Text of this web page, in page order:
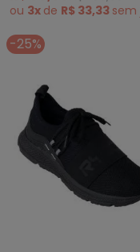
ou 3x de R$ 33,33 sem
-25%